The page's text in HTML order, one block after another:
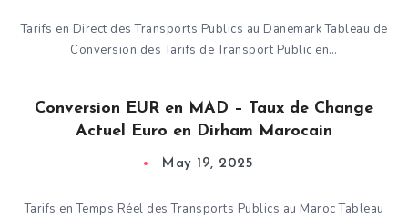
Tarifs en Direct des Transports Publics au Danemark Tableau de
Conversion des Tarifs de Transport Public en…
Conversion EUR en MAD – Taux de Change
Actuel Euro en Dirham Marocain
May 19, 2025
Tarifs en Temps Réel des Transports Publics au Maroc Tableau